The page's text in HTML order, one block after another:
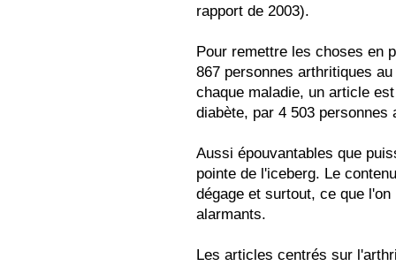
rapport de 2003).
Pour remettre les choses en
867 personnes arthritiques
chaque maladie, un article
diabète, par 4 503
Aussi épouvantables que
pointe de l'iceberg. Le
dégage et surtout, ce que
alarmants.
Les articles centrés sur